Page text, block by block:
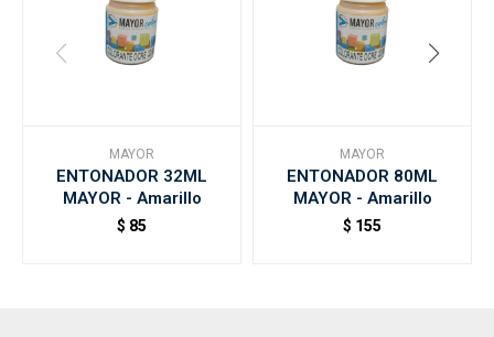
MAYOR
ENTONADOR 32ML
MAYOR - Amarillo
$ 85
MAYOR
ENTONADOR 80ML
MAYOR - Amarillo
$ 155